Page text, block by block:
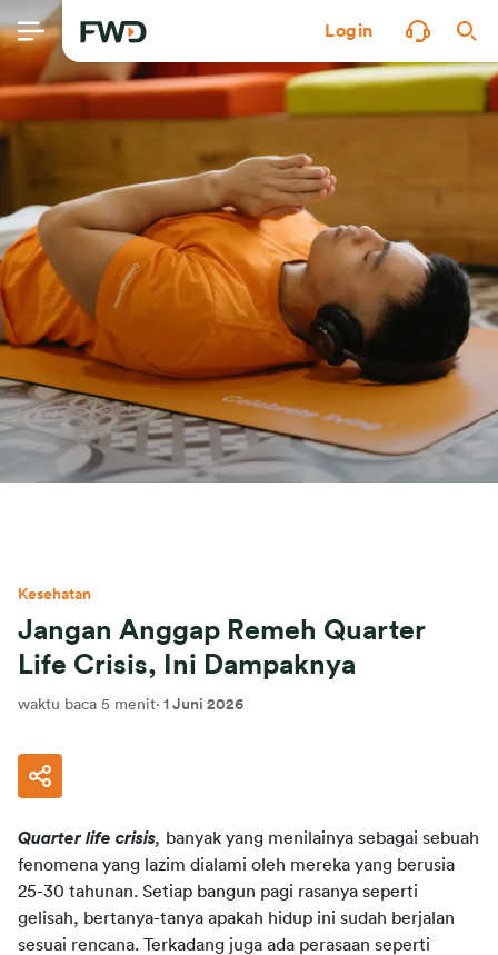
Login
Kesehatan
Jangan Anggap Remeh Quarter
Life Crisis, Ini Dampaknya
waktu baca 5 menit· 1 Juni 2026
Quarter life crisis, banyak yang menilainya sebagai sebuah
fenomena yang lazim dialami oleh mereka yang berusia
25-30 tahunan. Setiap bangun pagi rasanya seperti
gelisah, bertanya-tanya apakah hidup ini sudah berjalan
sesuai rencana. Terkadang juga ada perasaan seperti